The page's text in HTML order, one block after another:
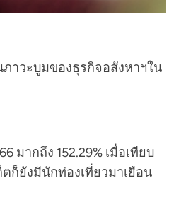
าวะบูมของธุรกิจอสังหาฯใน
ากถึง 152.29% เมื่อเทียบ
ก็ยังมีนักท่องเที่ยวมาเยือน